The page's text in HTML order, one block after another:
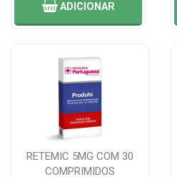
ADICIONAR
RETEMIC 5MG COM 30
COMPRIMIDOS